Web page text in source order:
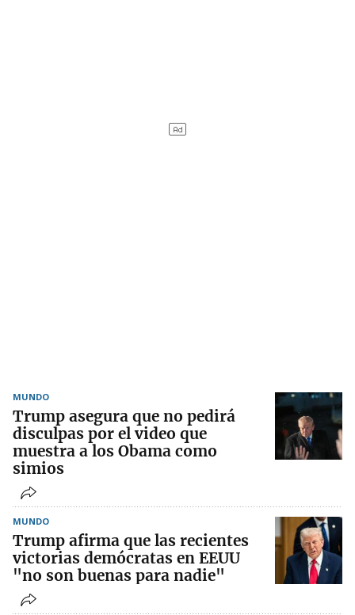
MUNDO
Trump asegura que no pedirá
disculpas por el video que
muestra a los Obama como
simios
MUNDO
Trump afirma que las recientes
victorias demócratas en EEUU
"no son buenas para nadie"